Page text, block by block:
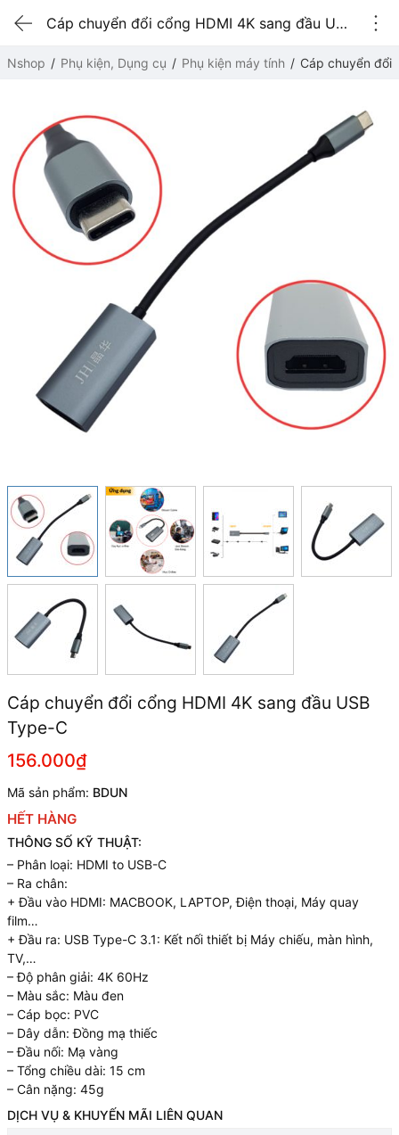
Cáp chuyển đổi cổng HDMI 4K sang đầu USB Type-C
Nshop Phụ kiện, Dụng cụ Phụ kiện máy tính Cáp chuyển đổi
Cáp chuyển đổi cổng HDMI 4K sang đầu USB
Type-C
156.000₫
Mã sản phẩm: BDUN
HẾT HÀNG
THÔNG SỐ KỸ THUẬT:
– Phân loại: HDMI to USB-C
– Ra chân:
+ Đầu vào HDMI: MACBOOK, LAPTOP, Điện thoại, Máy quay
film…
+ Đầu ra: USB Type-C 3.1: Kết nối thiết bị Máy chiếu, màn hình,
TV,…
– Độ phân giải: 4K 60Hz
– Màu sắc: Màu đen
– Cáp bọc: PVC
– Dây dẫn: Đồng mạ thiếc
– Đầu nối: Mạ vàng
– Tổng chiều dài: 15 cm
– Cân nặng: 45g
DỊCH VỤ & KHUYẾN MÃI LIÊN QUAN